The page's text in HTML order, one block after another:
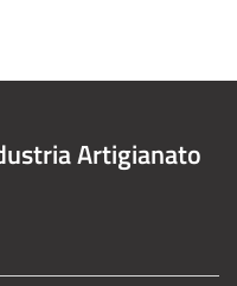
Artigianato